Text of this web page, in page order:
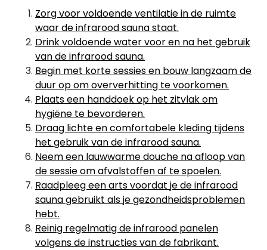
Zorg voor voldoende ventilatie in de ruimte
waar de infrarood sauna staat.
Drink voldoende water voor en na het gebruik
van de infrarood sauna.
Begin met korte sessies en bouw langzaam de
duur op om oververhitting te voorkomen.
Plaats een handdoek op het zitvlak om
hygiëne te bevorderen.
Draag lichte en comfortabele kleding tijdens
het gebruik van de infrarood sauna.
Neem een lauwwarme douche na afloop van
de sessie om afvalstoffen af te spoelen.
Raadpleeg een arts voordat je de infrarood
sauna gebruikt als je gezondheidsproblemen
hebt.
Reinig regelmatig de infrarood panelen
volgens de instructies van de fabrikant.